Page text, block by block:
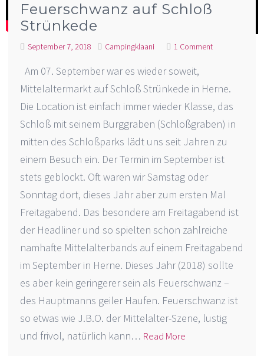
Feuerschwanz auf Schloß
Strünkede
September 7, 2018 Campingklaani 1 Comment
Am 07. September war es wieder soweit,
Mittelaltermarkt auf Schloß Strünkede in Herne.
Die Location ist einfach immer wieder Klasse, das
Schloß mit seinem Burggraben (Schloßgraben) in
mitten des Schloßparks lädt uns seit Jahren zu
einem Besuch ein. Der Termin im September ist
stets geblockt. Oft waren wir Samstag oder
Sonntag dort, dieses Jahr aber zum ersten Mal
Freitagabend. Das besondere am Freitagabend ist
der Headliner und so spielten schon zahlreiche
namhafte Mittelalterbands auf einem Freitagabend
im September in Herne. Dieses Jahr (2018) sollte
es aber kein geringerer sein als Feuerschwanz –
des Hauptmanns geiler Haufen. Feuerschwanz ist
so etwas wie J.B.O. der Mittelalter-Szene, lustig
und frivol, natürlich kann… Read More